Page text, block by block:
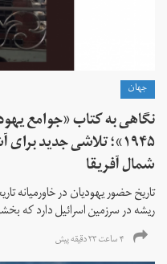
جهان
نگاهی به کتاب «جوامع
۱۹۴۵»؛ تلاشی جدید
شمال آفریقا
تاریخ حضور یهودیان در خاورمیانه
ریشه در سرزمین اسرائیل دارد که
۴ ساعت ۲۳ دقیقه پیش